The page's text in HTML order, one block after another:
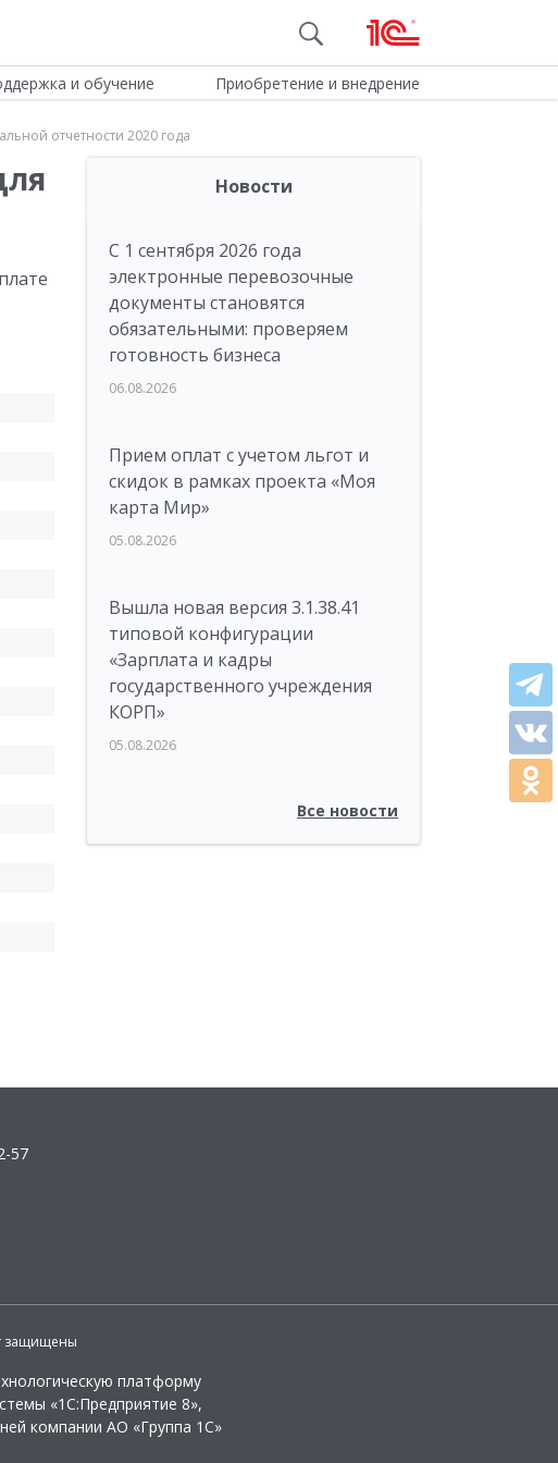
и обучение Приобретение и внедрение
отчетности 2020 года
Новости
С 1 сентября 2026 года
электронные перевозочные
документы становятся
обязательными: проверяем
готовность бизнеса
06.08.2026
Прием оплат с учетом льгот и
скидок в рамках проекта «Моя
карта Мир»
05.08.2026
Вышла новая версия 3.1.38.41
типовой конфигурации
«Зарплата и кадры
государственного учреждения
КОРП»
05.08.2026
Все новости
57
защищены
платформу
«1С:Предприятие 8»,
компании АО «Группа 1С»